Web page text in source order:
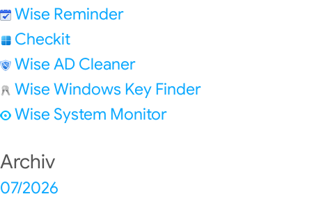
Wise Reminder
Checkit
Wise AD Cleaner
Wise Windows Key Finder
Wise System Monitor
Archiv
07/2026